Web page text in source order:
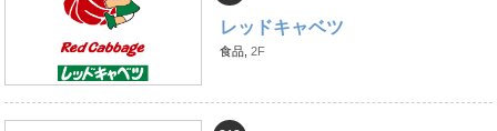
レッドキャベツ
食品, 2F